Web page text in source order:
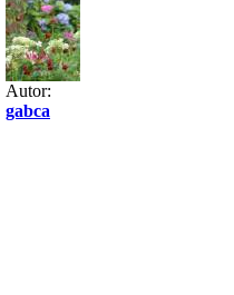
Autor:
gabca